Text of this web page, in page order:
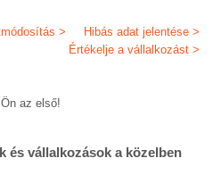
Hibás adat jelentése >
>
Értékelje a vállalkozást >
az első!
és vállalkozások a közelben